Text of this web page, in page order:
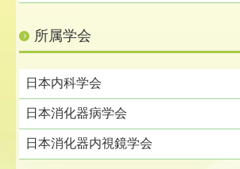
所属学会
日本内科学会
日本消化器病学会
日本消化器内視鏡学会